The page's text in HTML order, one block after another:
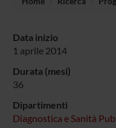
Data inizio
1 aprile 2014
Durata (mesi)
36
Dipartimenti
Diagnostica e Sanità